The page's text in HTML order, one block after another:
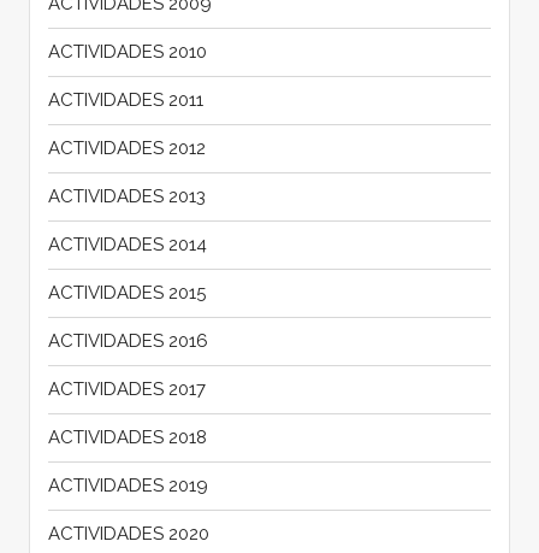
ACTIVIDADES 2010
ACTIVIDADES 2011
ACTIVIDADES 2012
ACTIVIDADES 2013
ACTIVIDADES 2014
ACTIVIDADES 2015
ACTIVIDADES 2016
ACTIVIDADES 2017
ACTIVIDADES 2018
ACTIVIDADES 2019
ACTIVIDADES 2020